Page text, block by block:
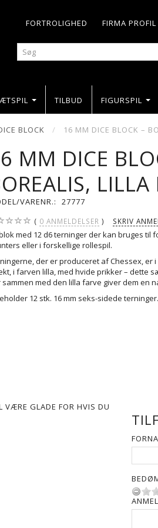
FIRMA PROFIL
FORTROLIGHED
TILBUD FIGURSPIL
BLOCK 16 MM DICE BLOCK –
MM DICE
VARENR.: 27777
0 ANMELDELSER SKRIV
med 12 d6 terninger der kan bruges til
eller i forskellige rollespil.
der er produceret af Chessex, er
i farven lilla, med hvide prikker – dette
sammen med den lilla farve giver dem en
12 stk. 16 mm seks-sidede terninger.
VÆRE GLADE FOR HVIS DU